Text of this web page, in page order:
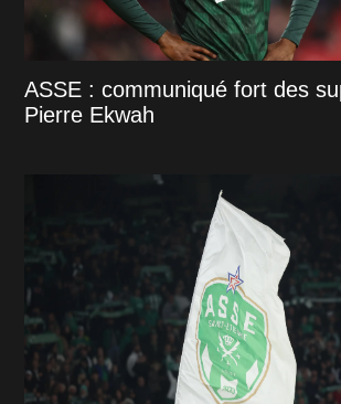
ASSE : communiqué fort des
Pierre Ekwah